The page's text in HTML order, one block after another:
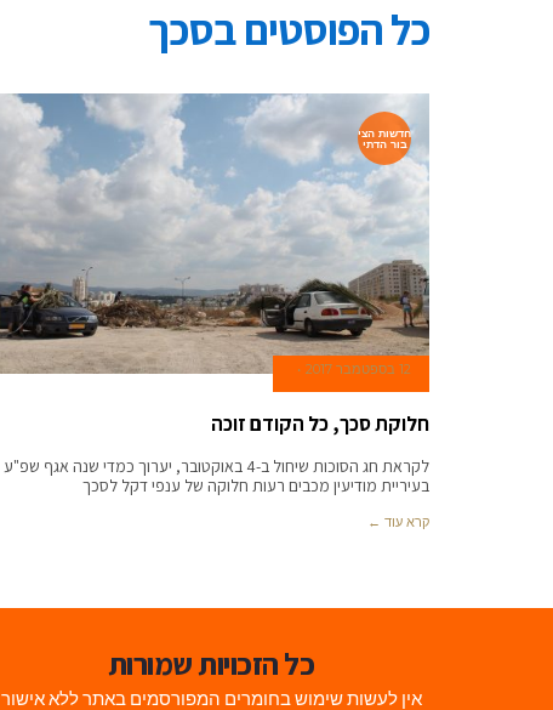
כל הפוסטים בסכך
חדשות הצי
בור הדתי
12 בספטמבר 2017
חלוקת סכך, כל הקודם זוכה
לקראת חג הסוכות שיחול ב-4 באוקטובר, יערוך כמדי שנה אגף שפ"ע
בעיריית מודיעין מכבים רעות חלוקה של ענפי דקל לסכך
קרא עוד ←
כל הזכויות שמורות
אין לעשות שימוש בחומרים המפורסמים באתר ללא אישור